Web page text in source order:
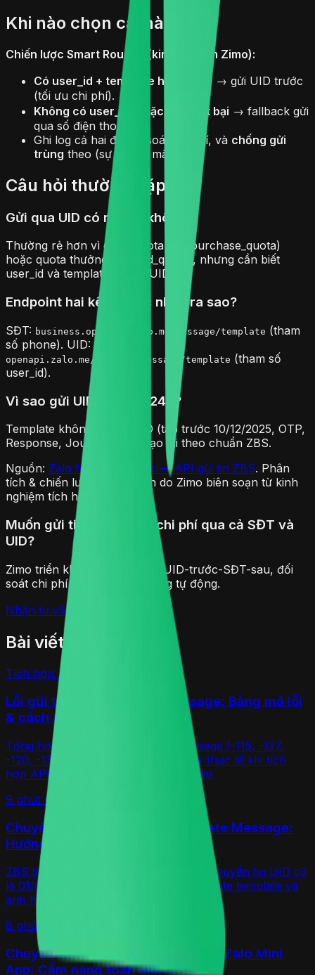
Khi nào chọn cái nào?
Chiến lược Smart Routing (kinh nghiệm Zimo):
Có user_id + template hỗ trợ UID→ gửi UID trước
(tối ưu chi phí).
Không có user_id, hoặc UID thất bại → fallback gửi
qua số điện thoại.
Ghi log cả hai để đối soát chi phí, và chống gửi
trùng theo (sự kiện + mã đơn).
Câu hỏi thường gặp
Gửi qua UID có rẻ hơn không?
Thường rẻ hơn vì dùng quota gói (purchase_quota)
hoặc quota thưởng (reward_quota), nhưng cần biết
user_id và template hỗ trợ UID.
Endpoint hai kênh khác nhau ra sao?
SĐT: business.openapi.zalo.me/message/template (tham
số phone). UID:
openapi.zalo.me/v3.0/oa/message/template (tham số
user_id).
Vì sao gửi UID báo lỗi -249?
Template không hỗ trợ UID (tạo trước 10/12/2025, OTP,
Response, Journey). Cần tạo lại theo chuẩn ZBS.
Nguồn: Zalo for Developers — API gửi tin ZBS. Phân
tích & chiến lược chọn kênh do Zimo biên soạn từ kinh
nghiệm tích hợp thực tế.
Muốn gửi tin ZBS tối ưu chi phí qua cả SĐT và
UID?
Zimo triển khai smart routing UID-trước-SĐT-sau, đối
soát chi phí và chống gửi trùng tự động.
Nhận tư vấn miễn phí →
Bài viết liên quan
Tích hợp Zalo
Lỗi gửi tin ZBS Template Message: Bảng mã lỗi
& cách xử lý thực tế (2026)
Tổng hợp mã lỗi ZBS Template Message (-115, -137,
-120, -131, -1122, -249) và cách xử lý thực tế khi tích
hợp API gửi tin Zalo cho doanh nghiệp.
9 phút đọc
Chuyển từ ZNS sang ZBS Template Message:
Hướng dẫn & mốc thời gian 2026
ZBS thay thế ZNS từ 01/01/2026, hạn chuyển tin UID cũ
là 01/03/2026. Mốc thời gian, cách migrate template và
ảnh hưởng tới code tích hợp.
8 phút
Chuyển đổi số nhà hàng & F&B với Zalo Mini
App: Cẩm nang toàn diện 2026